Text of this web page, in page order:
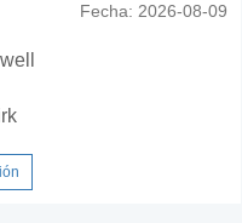
Fecha: 2026-08-09